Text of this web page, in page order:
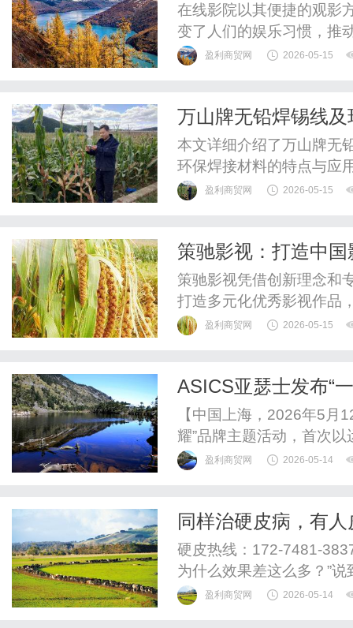
在线影院以其便捷的观影
变了人们的娱乐习惯，推
盈利商贸网 2026-05-15
万山牌无铅焊锡线
本文详细介绍了万山牌无
环保焊接材料的特点与应
用。盈利商贸网 2026-05-15
策驰影视：打造中
策驰影视凭借创新理念和
打造多元化优秀影视作品
盈利商贸网 2026-05-15
ASICS亚瑟士发布“
后的真实面容诠释
对身心状态的提振
【中国上海，2026年5月
耀”品牌主题活动，首次
自然光彩。在滤镜盛行、
题活动“一刻钟闪...
盈利商贸网 2026-05-14
同样治硬皮病，有
硬皮热线：172-7481-
为什么效果差这么多？”
靠激素暂时压制症状那么
盈利商贸网 2026-05-14